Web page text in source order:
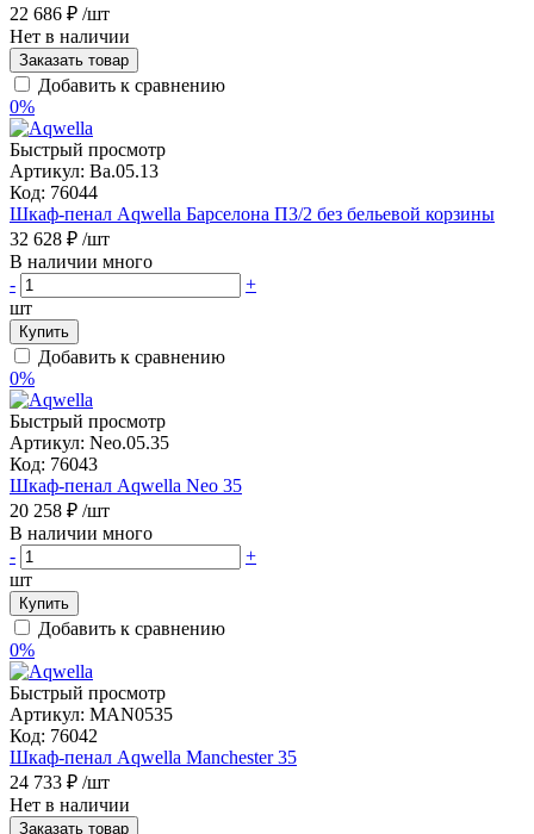
22 686 ₽ /шт
Нет в наличии
Заказать товар
Добавить к сравнению
0%
Быстрый просмотр
Артикул: Ba.05.13
Код: 76044
Шкаф-пенал Aqwella Барселона П3/2 без бельевой корзины
32 628 ₽ /шт
В наличии много
-
+
шт
Купить
Добавить к сравнению
0%
Быстрый просмотр
Артикул: Neo.05.35
Код: 76043
Шкаф-пенал Aqwella Neo 35
20 258 ₽ /шт
В наличии много
-
+
шт
Купить
Добавить к сравнению
0%
Быстрый просмотр
Артикул: MAN0535
Код: 76042
Шкаф-пенал Aqwella Manchester 35
24 733 ₽ /шт
Нет в наличии
Заказать товар